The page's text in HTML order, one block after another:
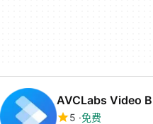
AVCLabs Video
5 免费